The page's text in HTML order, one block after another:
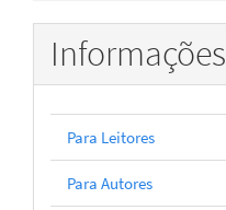
Informações
Para Leitores
Para Autores